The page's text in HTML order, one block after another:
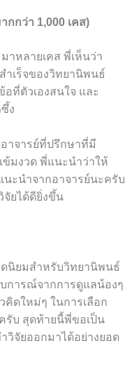
กว่า 1,000 เคส)
าหลายเคส พี่เห็นว่า
เร็จของวิทยานิพนธ์
ที่ตัวเองสนใจ และ
ง
าจารย์ที่ปรึกษาที่มี
มงวด พี่แนะนำว่าให้
นะนำจากอาจารย์นะครับ
ยได้ดียิ่งขึ้น
นิยมสำหรับวิทยานิพนธ์
การณ์จากการดูแลน้องๆ
คิดใหม่ๆ ในการเลือก
รับ สุดท้ายนี้พี่ขอเป็น
วิจัยออกมาได้อย่างยอด